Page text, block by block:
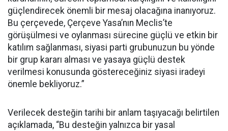
güçlendirecek önemli bir mesaj olacağına inanıyoruz.
Bu çerçevede, Çerçeve Yasa’nın Meclis’te
görüşülmesi ve oylanması sürecine güçlü ve etkin bir
katılım sağlanması, siyasi parti grubunuzun bu yönde
bir grup kararı alması ve yasaya güçlü destek
verilmesi konusunda göstereceğiniz siyasi iradeyi
önemle bekliyoruz.”
Verilecek desteğin tarihi bir anlam taşıyacağı belirtilen
açıklamada, “Bu desteğin yalnızca bir yasal